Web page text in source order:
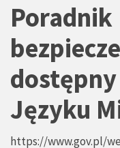
Poradnik
Języku
https://www.gov.pl/